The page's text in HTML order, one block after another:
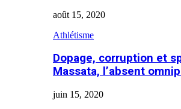
août 15, 2020
Athlétisme
Dopage, corruption et
Massata, l’absent
juin 15, 2020